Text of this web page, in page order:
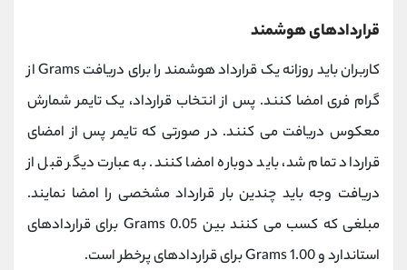
قراردادهای هوشمند
کاربران باید روزانه یک قرارداد هوشمند را برای دریافت Grams از
گرام فری امضا کنند. پس از انتخاب قرارداد، یک تایمر شمارش
معکوس دریافت می کنند. در صورتی که تایمر پس از امضای
قرارداد تمام شد، باید دوباره امضا کنند. به عبارت دیگر قبل از
دریافت وجه باید چندین بار قرارداد مشخصی را امضا نمایند.
مبلغی که کسب می کنند بین 0.05 Grams برای قراردادهای
استاندارد و 1.00 Grams برای قراردادهای پرخطر است.